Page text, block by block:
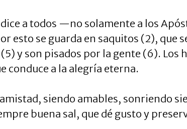
a todos —no solamente a los
esto se guarda en saquitos (2), que
y son pisados por la gente (6).
conduce a la alegría eterna.
siendo amables, sonriendo
buena sal, que dé gusto y